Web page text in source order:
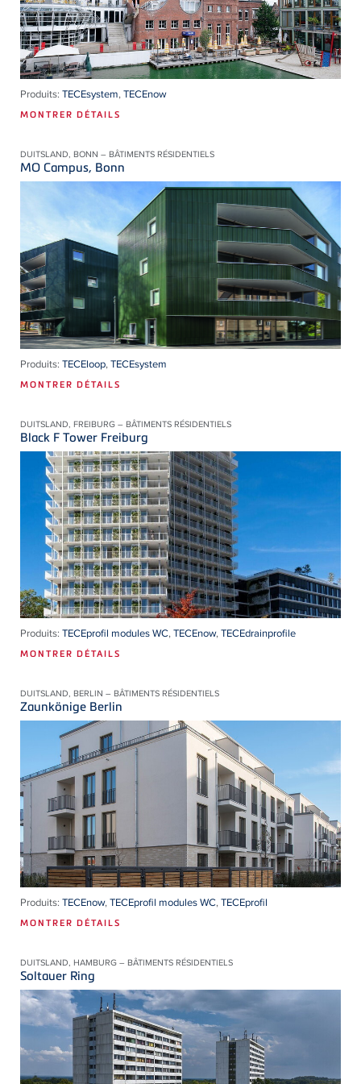
Produits: TECEsystem,TECEnow
MONTRER DÉTAILS
DUITSLAND, BONN – BÂTIMENTS RÉSIDENTIELS
MO Campus, Bonn
Produits: TECEloop,TECEsystem
MONTRER DÉTAILS
DUITSLAND, FREIBURG – BÂTIMENTS RÉSIDENTIELS
Black F Tower Freiburg
Produits: TECEprofil modules WC,TECEnow,TECEdrainprofile
MONTRER DÉTAILS
DUITSLAND, BERLIN – BÂTIMENTS RÉSIDENTIELS
Zaunkönige Berlin
Produits: TECEnow,TECEprofil modules WC,TECEprofil
MONTRER DÉTAILS
DUITSLAND, HAMBURG – BÂTIMENTS RÉSIDENTIELS
Soltauer Ring